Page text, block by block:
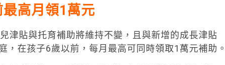
高月領1萬元
津貼與托育補助將維持不變，且與新增的成長津貼
，在孩子6歲以前，每月最高可同時領取1萬元補助。